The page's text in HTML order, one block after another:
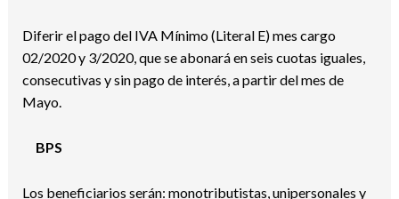
Diferir el pago del IVA Mínimo (Literal E) mes cargo
02/2020 y 3/2020, que se abonará en seis cuotas iguales,
consecutivas y sin pago de interés, a partir del mes de
Mayo.
BPS
Los beneficiarios serán: monotributistas, unipersonales y